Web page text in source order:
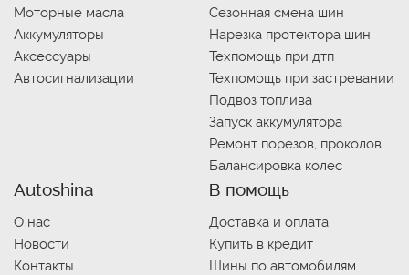
Моторные масла
Аккумуляторы
Аксессуары
Автосигнализации
Сезонная смена шин
Нарезка протектора шин
Техпомощь при дтп
Техпомощь при застревании
Подвоз топлива
Запуск аккумулятора
Ремонт порезов, проколов
Балансировка колес
Autoshina
О нас
Новости
Контакты
В помощь
Доставка и оплата
Купить в кредит
Шины по автомобилям